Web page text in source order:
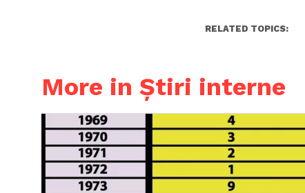
RELATED TOPICS:
More in Știri interne